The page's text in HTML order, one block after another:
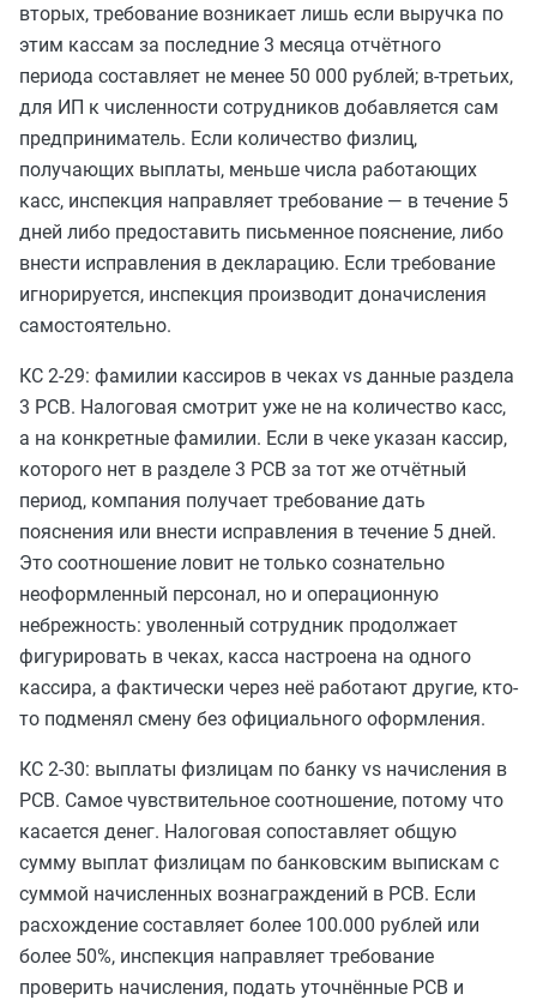
вторых, требование возникает лишь если выручка по
этим кассам за последние 3 месяца отчётного
периода составляет не менее 50 000 рублей; в-третьих,
для ИП к численности сотрудников добавляется сам
предприниматель. Если количество физлиц,
получающих выплаты, меньше числа работающих
касс, инспекция направляет требование — в течение 5
дней либо предоставить письменное пояснение, либо
внести исправления в декларацию. Если требование
игнорируется, инспекция производит доначисления
самостоятельно.
КС 2-29: фамилии кассиров в чеках vs данные раздела
3 РСВ. Налоговая смотрит уже не на количество касс,
а на конкретные фамилии. Если в чеке указан кассир,
которого нет в разделе 3 РСВ за тот же отчётный
период, компания получает требование дать
пояснения или внести исправления в течение 5 дней.
Это соотношение ловит не только сознательно
неоформленный персонал, но и операционную
небрежность: уволенный сотрудник продолжает
фигурировать в чеках, касса настроена на одного
кассира, а фактически через неё работают другие, кто-
то подменял смену без официального оформления.
КС 2-30: выплаты физлицам по банку vs начисления в
РСВ. Самое чувствительное соотношение, потому что
касается денег. Налоговая сопоставляет общую
сумму выплат физлицам по банковским выпискам с
суммой начисленных вознаграждений в РСВ. Если
расхождение составляет более 100.000 рублей или
более 50%, инспекция направляет требование
проверить начисления, подать уточнённые РСВ и